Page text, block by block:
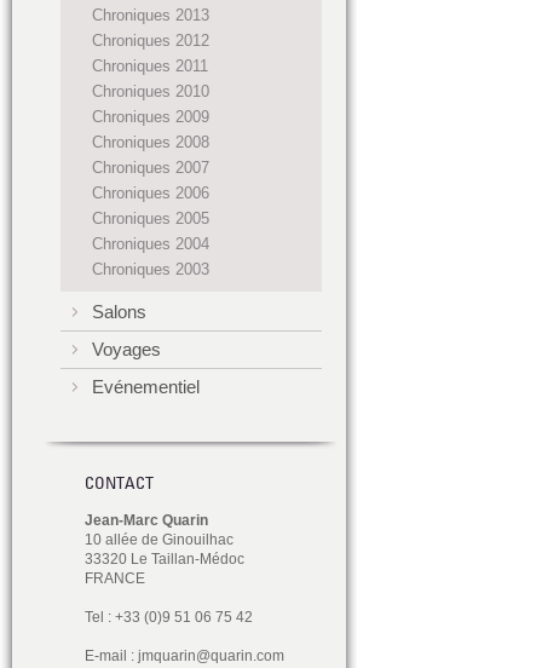
Chroniques 2013
Chroniques 2012
Chroniques 2011
Chroniques 2010
Chroniques 2009
Chroniques 2008
Chroniques 2007
Chroniques 2006
Chroniques 2005
Chroniques 2004
Chroniques 2003
Salons
Voyages
Evénementiel
CONTACT
Jean-Marc Quarin
10 allée de Ginouilhac
33320 Le Taillan-Médoc
FRANCE
Tel : +33 (0)9 51 06 75 42
E-mail : jmquarin@quarin.com